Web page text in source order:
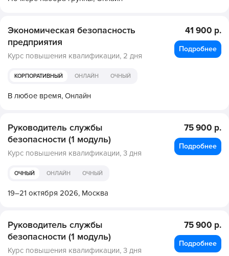
Экономическая безопасность
предприятия
Курс повышения квалификации, 2 дня
КОРПОРАТИВНЫЙ ОНЛАЙН ОЧНЫЙ
В любое время, Онлайн
41 900 р.
Подробнее
Руководитель службы
безопасности (1 модуль)
Курс повышения квалификации, 3 дня
ОЧНЫЙ ОНЛАЙН ОЧНЫЙ
19–21 октября 2026, Москва
75 900 р.
Подробнее
Руководитель службы
безопасности (1 модуль)
Курс повышения квалификации, 3 дня
75 900 р.
Подробнее